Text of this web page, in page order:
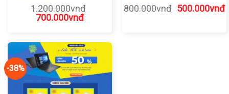
1.200.000vnđ
Giá
1.200.000vnđ.
700.000vnđGiá
là:
700.000vnđ.
800.000vnđ Giá
500.000vnđ
-38%